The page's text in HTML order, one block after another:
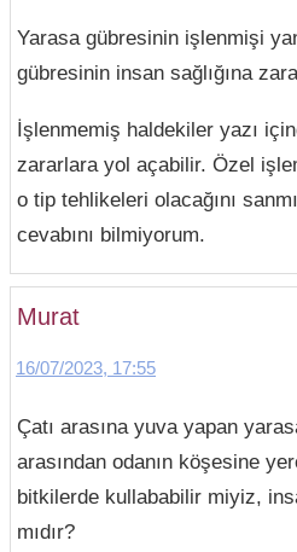
Yarasa gübresinin işlenmişi
gübresinin insan sağlığına
İşlenmemiş haldekiler yazı
zararlara yol açabilir. Özel
o tip tehlikeleri olacağını
cevabını bilmiyorum.
Murat
16/07/2023, 17:55
Çatı arasına yuva yapan
arasından odanın köşesine
bitkilerde kullababilir miyiz,
mıdır?